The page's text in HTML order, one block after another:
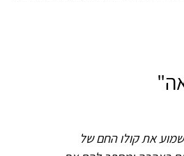
את קולו החם של